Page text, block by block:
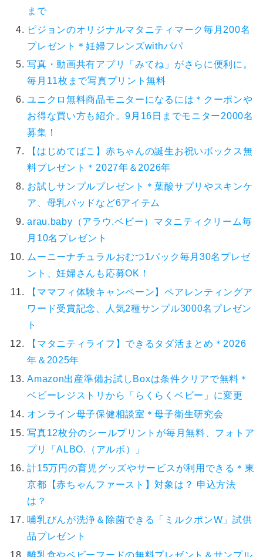
まで
ピジョンのオリジナルマタニティマーク毎月200名
プレゼント＊妊婦フレンズwithパパ
写真・動画共有アプリ「みてね」がさらに便利に。
毎月11枚まで写真プリント無料
ユニクロ無料商品モニターになるには＊クーポンや
お得な買い方も紹介。9月16日までモニター2000名
募集！
【はじめてばこ】赤ちゃんの誕生お祝いボックス無
料プレゼント＊2027年＆2026年
お試しサンプルプレゼント＊葉酸サプリやスキンケ
ア、母乳パッドなど6アイテム
arau.baby（アラウ.ベビー）マタニティクリーム毎
月10名プレゼント
ムーニーナチュラルおむつ1パック毎月30名プレゼ
ント、妊婦さんも応募OK！
【ママフィ体験キャンペーン】ペアレンティングア
ワード受賞記念、人気2種サンプル3000名プレゼン
ト
【マタニティライフ】できるタダ活まとめ＊2026
年＆2025年
Amazon出産準備お試しBoxは条件クリアで無料＊
ベビーレジストリから「らくらくベビー」に変更
オンライン母子保健相談室＊母子衛生研究会
写真12枚分のシールプリントが毎月無料、フォトア
プリ「ALBO.（アルボ）」
計15万円の育児グッズやサービスが利用できる＊東
京都【赤ちゃんファースト】対象は？ 申込方法
は？
哺乳びんが洗浄＆除菌できる「ミルクポンW」試供
品プレゼント
離乳食やベビーフードの無料プレゼント＆サンプル